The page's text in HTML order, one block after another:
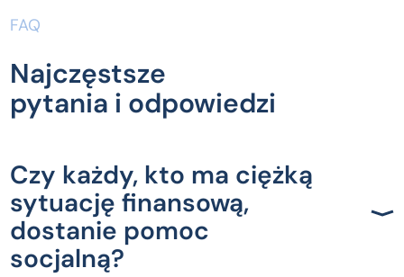
FAQ
Najczęstsze
pytania i odpowiedzi
Czy każdy, kto ma ciężką
sytuację finansową,
dostanie pomoc
socjalną?